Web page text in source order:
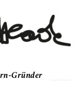
Gründer